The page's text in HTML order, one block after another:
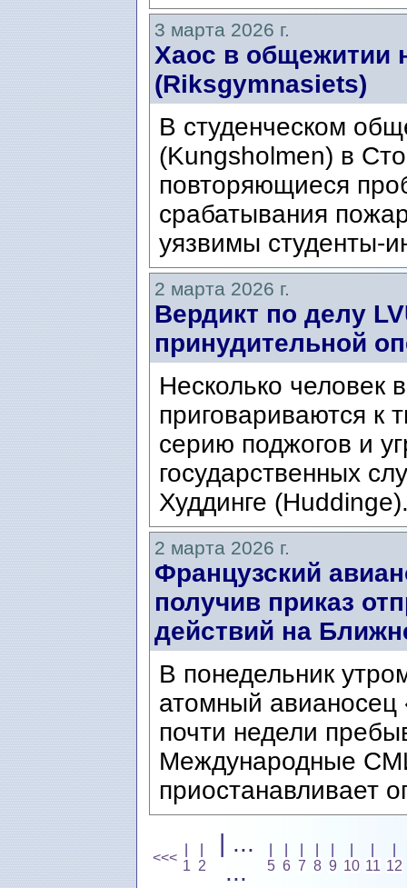
3 марта 2026 г.
Хаос в общежитии
(Riksgymnasiets)
В студенческом
(Kungsholmen) в
повторяющиеся
срабатывания
уязвимы студенты-
2 марта 2026 г.
Вердикт по делу
принудительной
Несколько человек
приговариваются к
серию поджогов и
государственных
Худдинге
2 марта 2026 г.
Французский
получив приказ
действий на
В понедельник
атомный
почти недели
Международные
приостанавливает
<<<
1 2
| ...
...
5 6 7 8 9 10 11 12